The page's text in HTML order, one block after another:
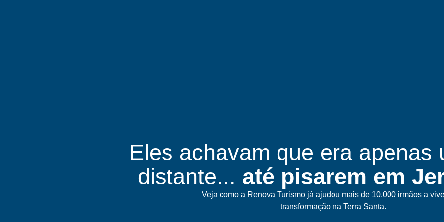
Eles achavam que era apenas
distante... até pisarem em
Veja como a Renova Turismo já ajudou mais de 10.000 irmãos a
transformação na Terra Santa.